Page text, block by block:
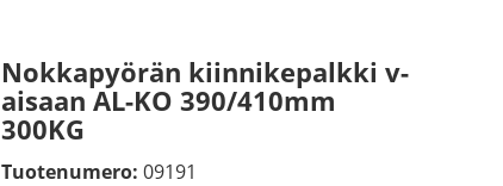
Nokkapyörän kiinnikepalkki v-
aisaan AL-KO 390/410mm
300KG
Tuotenumero: 09191